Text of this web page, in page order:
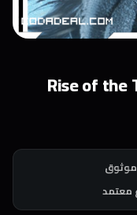
Rise of the
موثوق
معتمد